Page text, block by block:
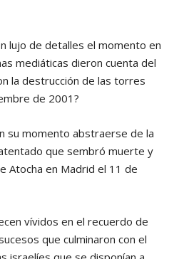
lujo de detalles el momento en
mediáticas dieron cuenta del
la destrucción de las torres
de 2001?
su momento abstraerse de la
que sembró muerte y
Atocha en Madrid el 11 de
vívidos en el recuerdo de
que culminaron con el